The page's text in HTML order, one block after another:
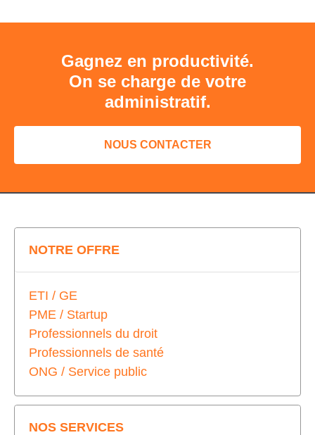
Gagnez en productivité.
On se charge de votre
administratif.
NOUS CONTACTER
NOTRE OFFRE
ETI / GE
PME / Startup
Professionnels du droit
Professionnels de santé
ONG / Service public
NOS SERVICES